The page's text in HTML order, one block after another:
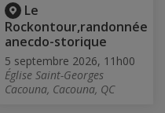
Le
Rockontour,randonnée
anecdo-storique
5 septembre 2026, 11h00
Église Saint-Georges
Cacouna, Cacouna, QC